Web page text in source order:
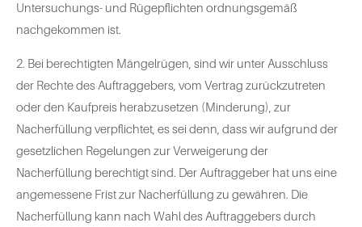
Untersuchungs- und Rügepflichten ordnungsgemäß
nachgekommen ist.
2. Bei berechtigten Mängelrügen, sind wir unter Ausschluss
der Rechte des Auftraggebers, vom Vertrag zurückzutreten
oder den Kaufpreis herabzusetzen (Minderung), zur
Nacherfüllung verpflichtet, es sei denn, dass wir aufgrund der
gesetzlichen Regelungen zur Verweigerung der
Nacherfüllung berechtigt sind. Der Auftraggeber hat uns eine
angemessene Frist zur Nacherfüllung zu gewähren. Die
Nacherfüllung kann nach Wahl des Auftraggebers durch